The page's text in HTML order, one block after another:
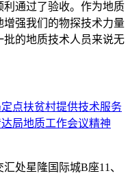
通过了验收。作为地质
强我们的物探技术力量
的地质技术人员来说无
点扶贫村提供技术服务
局地质工作会议精神
处星隆国际城B座11、